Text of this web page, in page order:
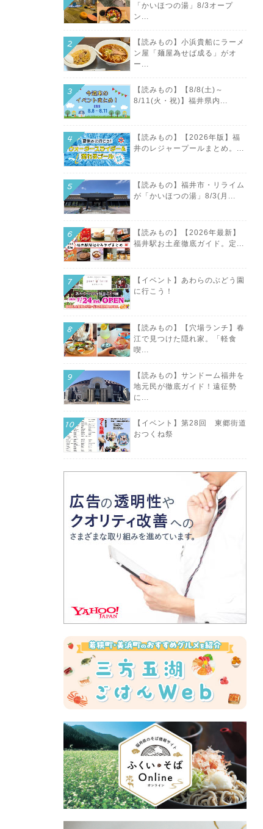
「かいほつの湯」8/3オープ
ン...
【読みもの】小浜貴船にラーメ
ン屋「麺屋為せば成る」がオ
ー...
【読みもの】【8/8(土)～
8/11(火・祝)】福井県内...
【読みもの】【2026年版】福
井のレジャープールまとめ。...
【読みもの】福井市・リライム
が「かいほつの湯」8/3(月...
【読みもの】【2026年最新】
福井駅お土産徹底ガイド。定...
【イベント】あわらのぶどう園
に行こう！
【読みもの】【穴場ランチ】春
江で見つけた隠れ家。「軽食
喫...
【読みもの】サンドーム福井を
地元民が徹底ガイド！遠征勢
に...
【イベント】第28回 東郷街道
おつくね祭